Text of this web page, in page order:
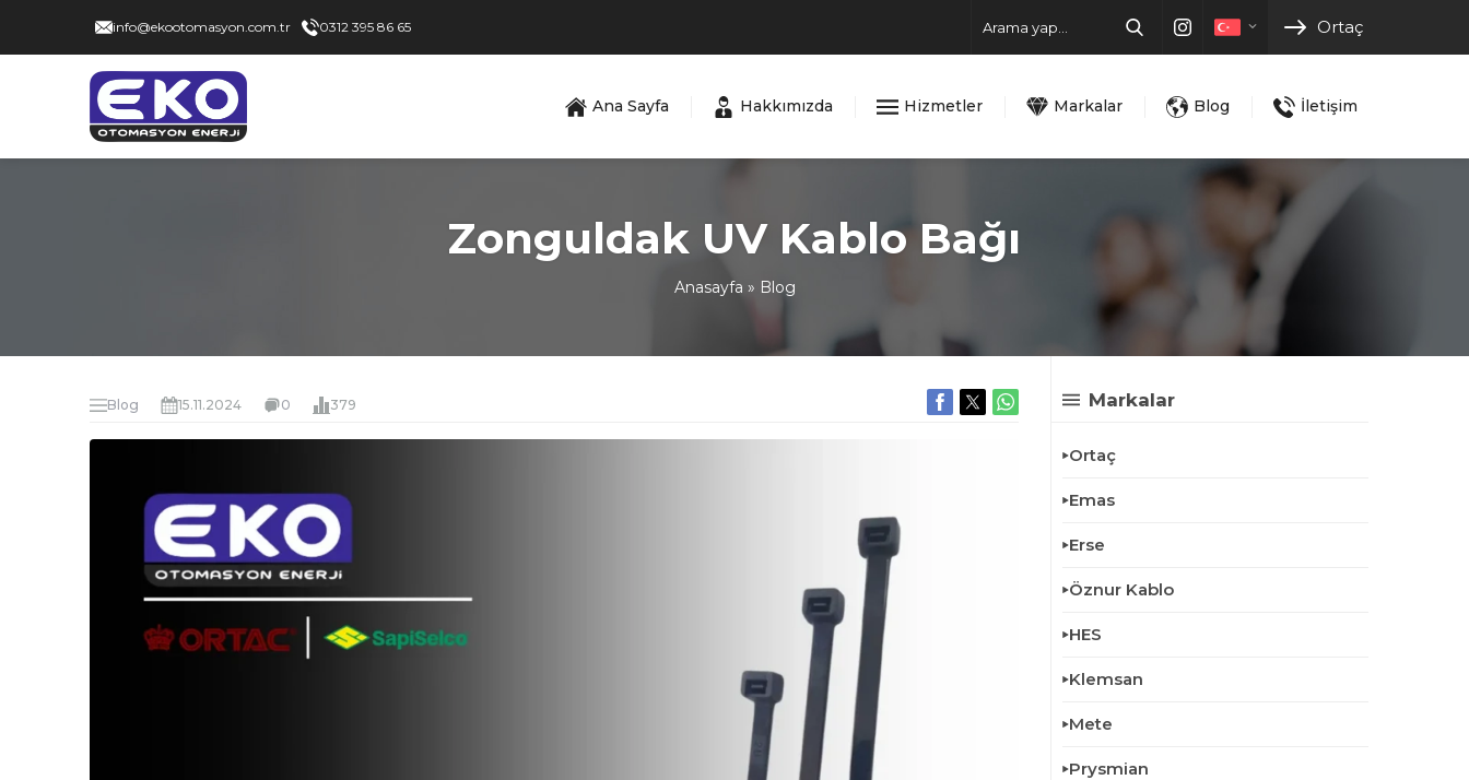
info@ekootomasyon.com.tr 0312 395 86 65 Ortaç
Ana Sayfa Hakkımızda Hizmetler Markalar Blog İletişim
Zonguldak UV Kablo Bağı
Anasayfa » Blog
Blog 15.11.2024 0 379 Markalar
Ortaç
Emas
Erse
Öznur Kablo
HES
Klemsan
Mete
Prysmian